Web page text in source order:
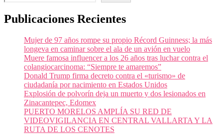
Publicaciones Recientes
Mujer de 97 años rompe su propio Récord Guinness; la más
longeva en caminar sobre el ala de un avión en vuelo
Muere famosa influencer a los 26 años tras luchar contra el
colangiocarcinoma: “Siempre te amaremos”
Donald Trump firma decreto contra el «turismo» de
ciudadanía por nacimiento en Estados Unidos
Explosión de polvorín deja un muerto y dos lesionados en
Zinacantepec, Edomex
PUERTO MORELOS AMPLÍA SU RED DE
VIDEOVIGILANCIA EN CENTRAL VALLARTA Y LA
RUTA DE LOS CENOTES